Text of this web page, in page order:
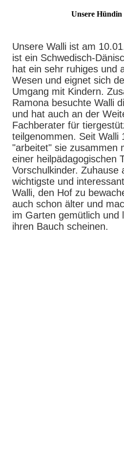
Unsere
Unsere Walli ist am
ist ein Schwedisch-
hat ein sehr ruhiges und
Wesen und eignet sich
Umgang mit Kindern.
Ramona besuchte Walli
und hat auch an der
Fachberater für
teilgenommen. Seit Walli
"arbeitet" sie zusammen
einer heilpädagogischen
Vorschulkinder. Zuhause
wichtigste und
Walli, den Hof zu
auch schon älter und
im Garten gemütlich und
ihren Bauch scheinen.